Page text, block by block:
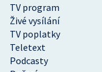
TV program
Živé vysílání
TV poplatky
Teletext
Podcasty